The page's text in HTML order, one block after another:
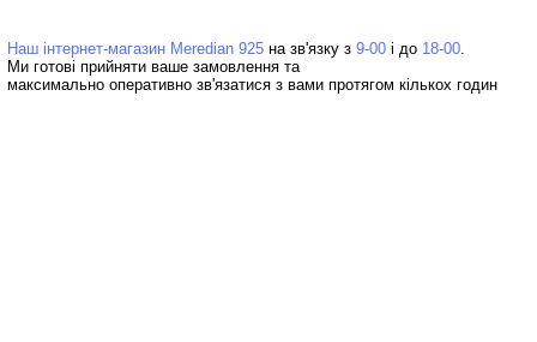
Наш інтернет-магазин Meredian 925 на зв'язку з 9-00 і до 18-00
Ми готові прийняти ваше замовлення та
максимально оперативно зв'язатися з вами протягом кількох годин